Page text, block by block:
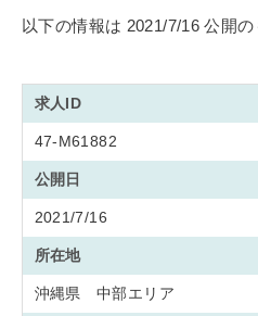
以下の情報は 2021/7/16 公開の
求人ID
47-M61882
公開日
2021/7/16
所在地
沖縄県 中部エリア